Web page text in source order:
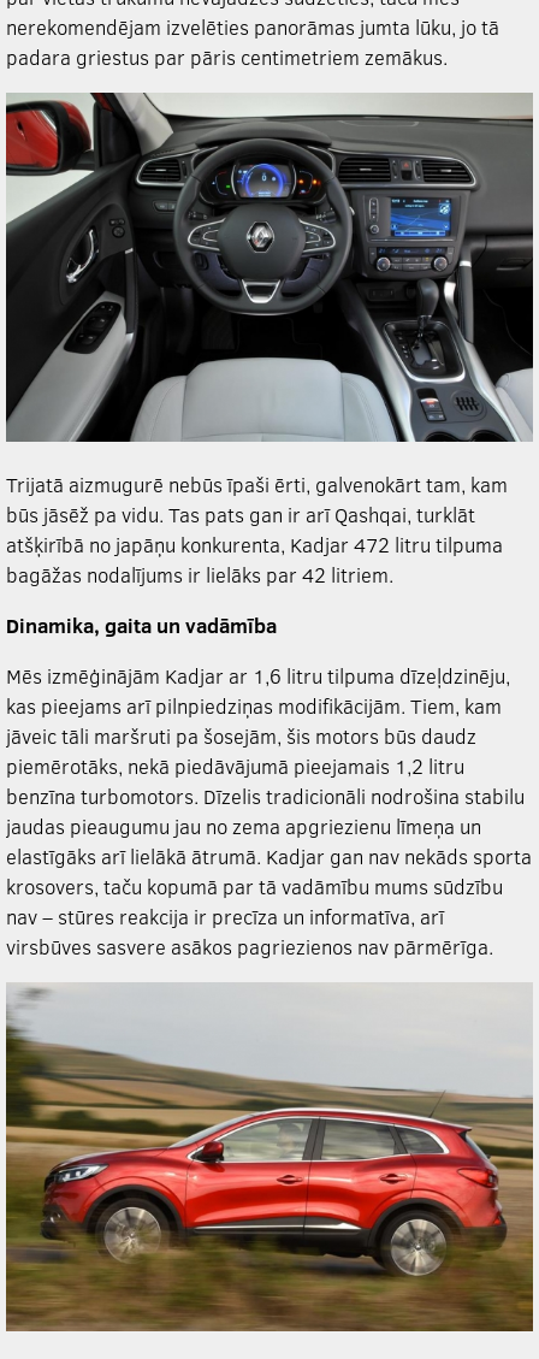
nerekomendējam izvelēties panorāmas jumta lūku, jo tā
padara griestus par pāris centimetriem zemākus.
Trijatā aizmugurē nebūs īpaši ērti, galvenokārt tam, kam
būs jāsēž pa vidu. Tas pats gan ir arī Qashqai, turklāt
atšķirībā no japāņu konkurenta, Kadjar 472 litru tilpuma
bagāžas nodalījums ir lielāks par 42 litriem.
Dinamika, gaita un vadāmība
Mēs izmēģinājām Kadjar ar 1,6 litru tilpuma dīzeļdzinēju,
kas pieejams arī pilnpiedziņas modifikācijām. Tiem, kam
jāveic tāli maršruti pa šosejām, šis motors būs daudz
piemērotāks, nekā piedāvājumā pieejamais 1,2 litru
benzīna turbomotors. Dīzelis tradicionāli nodrošina stabilu
jaudas pieaugumu jau no zema apgriezienu līmeņa un
elastīgāks arī lielākā ātrumā. Kadjar gan nav nekāds sporta
krosovers, taču kopumā par tā vadāmību mums sūdzību
nav – stūres reakcija ir precīza un informatīva, arī
virsbūves sasvere asākos pagriezienos nav pārmērīga.